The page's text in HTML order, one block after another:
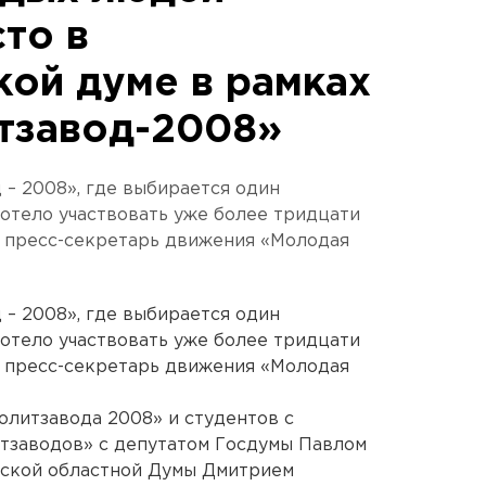
в
думе в рамках
2008»
2008», где выбирается один
участвовать уже более тридцати
секретарь движения «Молодая
2008», где выбирается один
участвовать уже более тридцати
секретарь движения «Молодая
2008» и студентов с
с депутатом Госдумы Павлом
областной Думы Дмитрием